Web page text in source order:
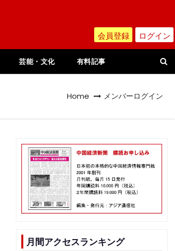
会員登録 ログイン
芸能・文化 有料記事
Home メンバーログイン
月間アクセスランキング